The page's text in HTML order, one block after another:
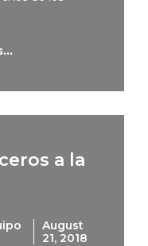
a la
August
21, 2018